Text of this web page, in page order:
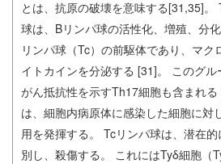
とは、抗原の破壊を意味する[31,35]。
球は、Bリンパ球の活性化、増殖、分
リンパ球（Tc）の前駆体であり、マ
イトカインを分泌する [31]。 このグ
がん抵抗性を示すTh17細胞も含まれ
は、細胞内病原体に感染した細胞に対
用を発揮する。 Tcリンパ球は、潜在
別し、殺傷する。 これにはTyδ細胞（